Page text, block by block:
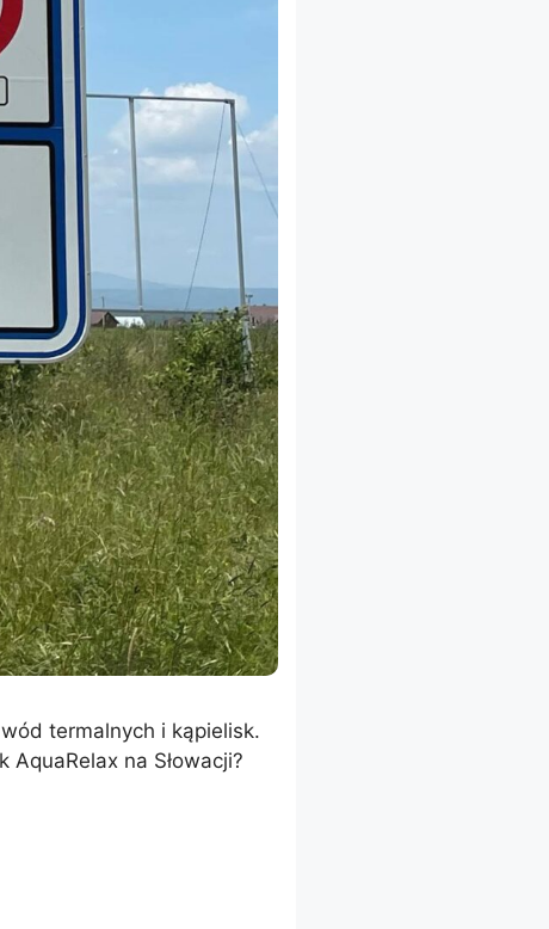
termalnych i kąpielisk.
AquaRelax na Słowacji?